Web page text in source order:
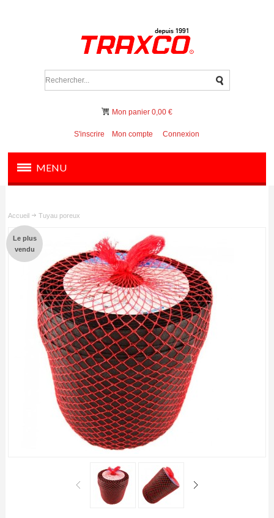
Mon panier0,00 €
S'inscrire Mon compte Connexion
MENU
Accueil Tuyau poreux
Le plus
vendu